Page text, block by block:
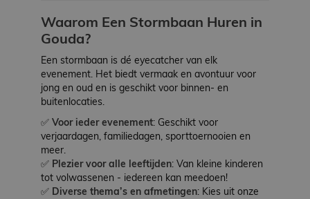
Waarom Een Stormbaan Huren in
Gouda?
Een stormbaan is dé eyecatcher van elk
evenement. Het biedt vermaak en avontuur voor
jong en oud en is geschikt voor binnen- en
buitenlocaties.
✅ Voor ieder evenement: Geschikt voor
verjaardagen, familiedagen, sporttoernooien en
meer.
✅ Plezier voor alle leeftijden: Van kleine kinderen
tot volwassenen - iedereen kan meedoen!
✅ Diverse thema’s en afmetingen: Kies uit onze